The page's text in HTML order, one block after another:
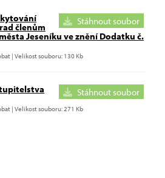
Stáhnout soubor
členům
Jeseníku ve znění Dodatku č.
| Velikost souboru: 130 Kb
Stáhnout soubor
| Velikost souboru: 271 Kb